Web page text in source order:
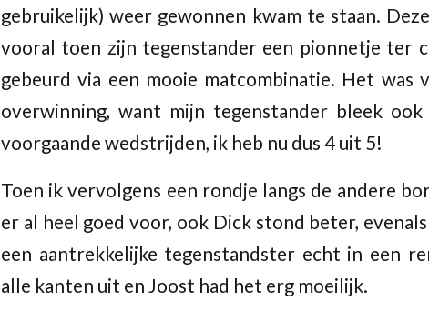
gebruikelijk) weer gewonnen kwam te staan.
vooral toen zijn tegenstander een pionnetje ter
gebeurd via een mooie matcombinatie. Het was
overwinning, want mijn tegenstander bleek
voorgaande wedstrijden, ik heb nu dus 4 uit 5!
Toen ik vervolgens een rondje langs de andere
er al heel goed voor, ook Dick stond beter,
een aantrekkelijke tegenstandster echt in een
alle kanten uit en Joost had het erg moeilijk.